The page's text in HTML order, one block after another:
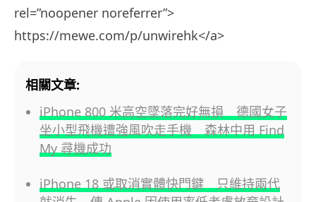
rel=”noopener noreferrer”>
https://mewe.com/p/unwirehk</a>
相關文章:
iPhone 800 米高空墜落完好無損 德國女子
坐小型飛機遭強風吹走手機 森林中用 Find
My 尋機成功
iPhone 18 或取消實體快門鍵 只維持兩代